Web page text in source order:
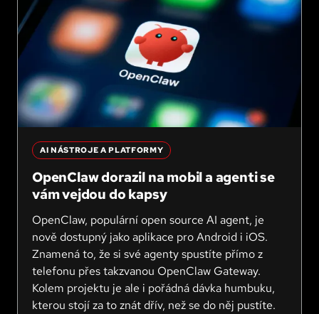
AI NÁSTROJE A PLATFORMY
OpenClaw dorazil na mobil a agenti se
vám vejdou do kapsy
OpenClaw, populární open source AI agent, je
nově dostupný jako aplikace pro Android i iOS.
Znamená to, že si své agenty spustíte přímo z
telefonu přes takzvanou OpenClaw Gateway.
Kolem projektu je ale i pořádná dávka humbuku,
kterou stojí za to znát dřív, než se do něj pustíte.